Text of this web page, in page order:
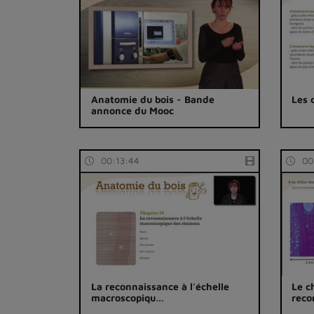
Anatomie du bois - Bande
annonce du Mooc
Les
00:13:44
La reconnaissance à l'échelle
macroscopiqu…
Le